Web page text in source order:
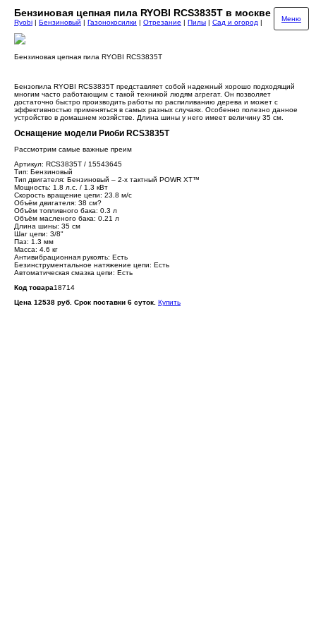
Бензиновая цепная пила RYOBI RCS3835T в москве
Меню
Ryobi | Бензиновый | Газонокосилки | Отрезание | Пилы | Сад и огород |
Бензиновая цепная пила RYOBI RCS3835T
Бензопила RYOBI RCS3835T представляет собой надежный хорошо подходящий
многим часто работающим с такой техникой людям агрегат. Он позволяет
достаточно быстро производить работы по распиливанию дерева и может с
эффективностью применяться в самых разных случаях. Особенно полезно данное
устройство в домашнем хозяйстве. Длина шины у него имеет величину 35 см.
Оснащение модели Риоби RCS3835T
Рассмотрим самые важные преим
Артикул: RCS3835T / 15543645
Тип: Бензиновый
Тип двигателя: Бензиновый – 2-х тактный POWR XT™
Мощность: 1.8 л.с. / 1.3 кВт
Скорость вращение цепи: 23.8 м/с
Объём двигателя: 38 см?
Объём топливного бака: 0.3 л
Объём масленого бака: 0.21 л
Длина шины: 35 см
Шаг цепи: 3/8"
Паз: 1.3 мм
Масса: 4.6 кг
Антивибрационная рукоять: Есть
Безинструментальное натяжение цепи: Есть
Автоматическая смазка цепи: Есть
Код товара18714
Цена 12538 руб. Срок поставки 6 суток. Купить